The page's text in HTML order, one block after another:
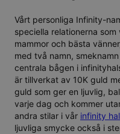
Vårt personliga Infinity-
speciella relationerna
mammor och bästa
med två namn,
centrala bågen i
är tillverkat av 10K guld
guld som ger en ljuvlig,
varje dag och kommer
andra stilar i vår infinity
ljuvliga smycke också i